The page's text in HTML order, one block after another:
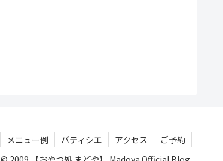
メニュー例 パティシエ アクセス
ご予約